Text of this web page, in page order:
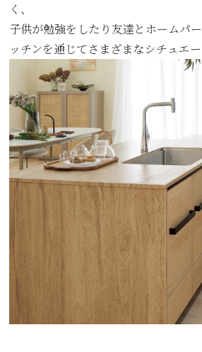
く、
子供が勉強をしたり友達とホームパ
ッチンを通じてさまざまなシチュエー